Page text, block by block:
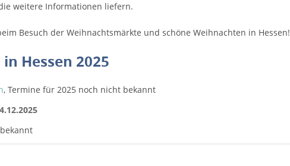
weitere Informationen liefern.
Besuch der Weihnachtsmärkte und schöne Weihnachten in Hessen!
Hessen 2025
, Termine für 2025 noch nicht bekannt